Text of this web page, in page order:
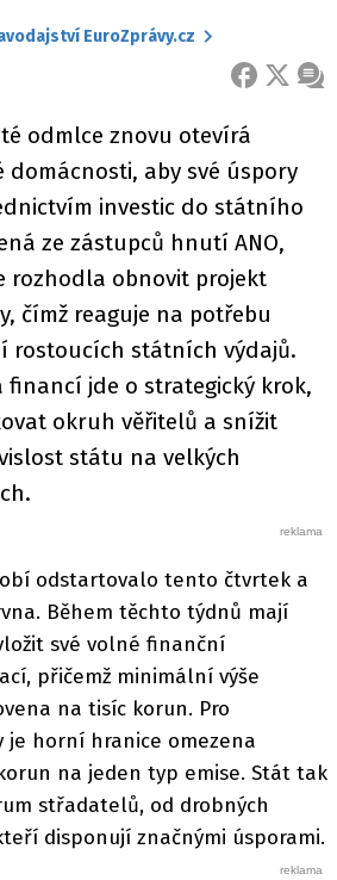
EuroZprávy.cz
FACEBOOK
X
odmlce znovu otevírá
domácnosti, aby své úspory
investic do státního
ze zástupců hnutí ANO,
rozhodla obnovit projekt
čímž reaguje na potřebu
rostoucích státních výdajů.
financí jde o strategický krok,
okruh věřitelů a snížit
státu na velkých
odstartovalo tento čtvrtek a
Během těchto týdnů mají
své volné finanční
přičemž minimální výše
na tisíc korun. Pro
je horní hranice omezena
na jeden typ emise. Stát tak
střadatelů, od drobných
disponují značnými úsporami.